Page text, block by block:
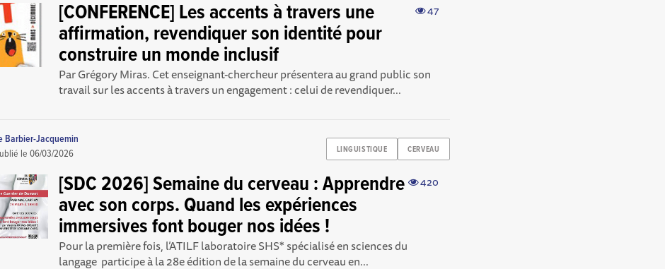
47
[CONFERENCE] Les accents à travers une
affirmation, revendiquer son identité pour
construire un monde inclusif
Par Grégory Miras. Cet enseignant-chercheur présentera au grand public son
travail sur les accents à travers un engagement : celui de revendiquer...
LINGUISTIQUE CERVEAU
Barbier-Jacquemin
le06/03/2026
420
[SDC 2026] Semaine du cerveau : Apprendre
avec son corps. Quand les expériences
immersives font bouger nos idées !
Pour la première fois, l’ATILF laboratoire SHS* spécialisé en sciences du
langage participe à la 28e édition de la semaine du cerveau en...